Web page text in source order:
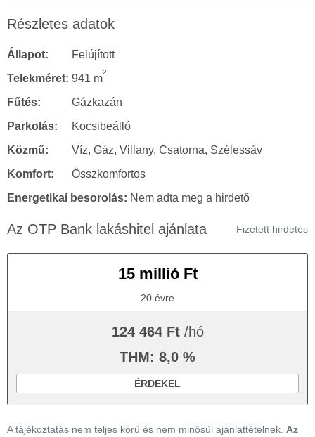
Részletes adatok
Állapot:
Felújított
Telekméret: 941 m
2
Fűtés:
Gázkazán
Parkolás:
Kocsibeálló
Közmű:
Víz, Gáz, Villany, Csatorna, Szélessáv
Komfort:
Összkomfortos
Energetikai besorolás: Nem adta meg a hirdető
Az OTP Bank lakáshitel ajánlata Fizetett hirdetés
15 millió Ft
20 évre
124 464 Ft /hó
THM: 8,0 %
ÉRDEKEL
A tájékoztatás nem teljes körű és nem minősül ajánlattételnek. Az